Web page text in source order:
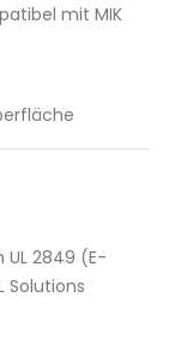
mit MIK
2849 (E-
Solutions